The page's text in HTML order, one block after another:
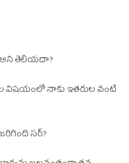
తెలియదా?
విషయంలో నాకు ఇతరుల వంటి
సర్?